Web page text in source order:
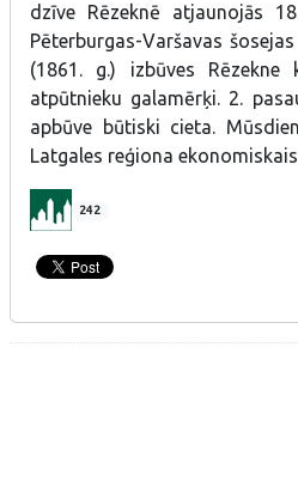
dzīve Rēzeknē atjaunojās
Pēterburgas-Varšavas
(1861. g.) izbūves Rēzekne
atpūtnieku galamērķi. 2.
apbūve būtiski cieta.
Latgales reģiona
242